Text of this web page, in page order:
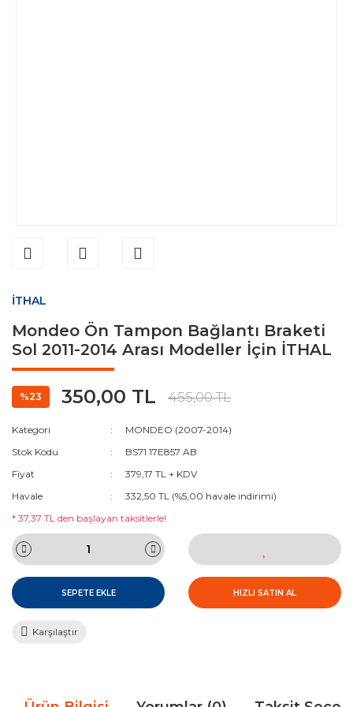
İTHAL
Mondeo Ön Tampon Bağlantı Braketi
Sol 2011-2014 Arası Modeller İçin İTHAL
%23 350,00 TL 455,00 TL
Kategori
MONDEO (2007-2014)
Stok Kodu
BS71 17E857 AB
Fiyat
379,17 TL + KDV
Havale
332,50 TL (%5,00 havale indirimi)
* 37,37 TL den başlayan taksitlerle!
SEPETE EKLE HIZLI SATIN AL
Karşılaştır